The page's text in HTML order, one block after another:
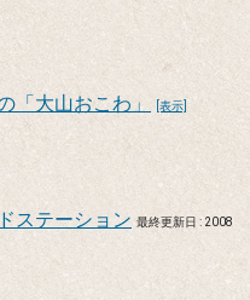
「大山おこわ」 [表示]
ステーション 最終更新日 : 2008